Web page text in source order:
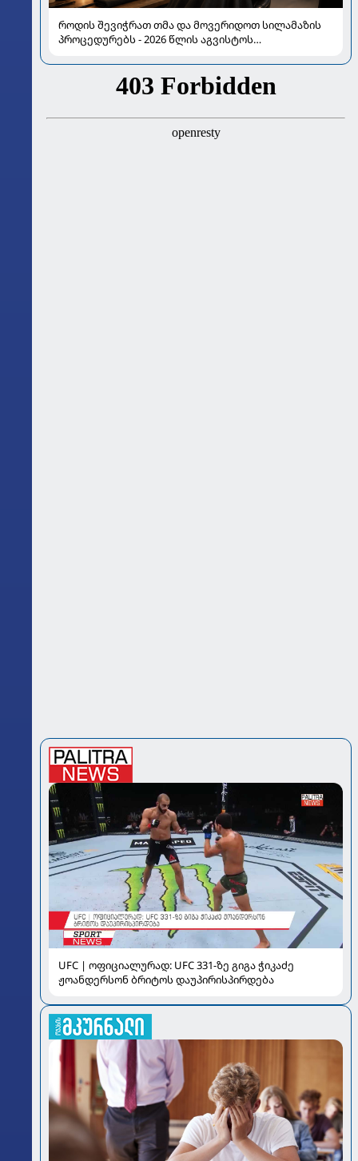
როდის შევიჭრათ თმა და მოვერიდოთ სილამაზის
პროცედურებს - 2026 წლის აგვისტოს
UFC | ოფიციალურად: UFC 331-ზე გიგა ჭიკაძე
ჟოანდერსონ ბრიტოს დაუპირისპირდება